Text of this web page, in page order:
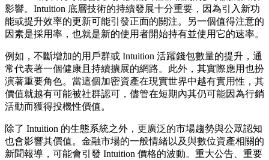
影響。Intuition 底層技術的持續發展十分重要，因為引入新功
能或提升效率的更新可能引發正面的關注。另一個值得注意的
因素是採用率，也就是新的使用者開始持有並使用它的速率。
例如，不斷增加的用戶群或 Intuition 活躍錢包數量的提升，通
常代表著一個健康且持續擴展的網路。此外，其實際應用也扮
演著重要角色。當這個加密資產在現實世界中越有實用性，其
價值就越有可能被社群認可，儘管在短期內其仍可能因為行銷
活動而獲得投機性價值。
除了 Intuition 的生態系統之外，更廣泛的市場趨勢與公眾認知
也會影響其價值。金融市場的一般情緒以及與數位資產相關的
新聞報導，可能會引發 Intuition 價格的波動。重大公告、重要